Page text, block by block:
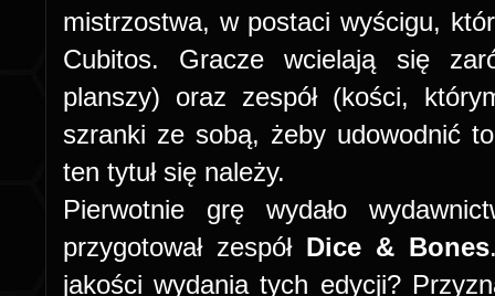
mistrzostwa, w postaci wyścigu,
Cubitos. Gracze wcielają się
planszy) oraz zespół (kości,
szranki ze sobą, żeby udowodnić
ten tytuł się należy.
Pierwotnie grę wydało
przygotował zespół Dice & Bones
jakości wydania tych edycji?